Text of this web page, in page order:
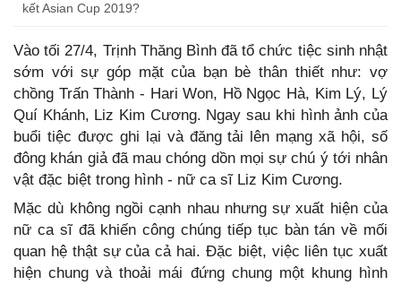
kết Asian Cup 2019?
Vào tối 27/4, Trịnh Thăng Bình đã tổ chức tiệc sinh nhật
sớm với sự góp mặt của bạn bè thân thiết như: vợ
chồng Trấn Thành - Hari Won, Hồ Ngọc Hà, Kim Lý, Lý
Quí Khánh, Liz Kim Cương. Ngay sau khi hình ảnh của
buổi tiệc được ghi lại và đăng tải lên mạng xã hội, số
đông khán giả đã mau chóng dồn mọi sự chú ý tới nhân
vật đặc biệt trong hình - nữ ca sĩ Liz Kim Cương.
Mặc dù không ngồi cạnh nhau nhưng sự xuất hiện của
nữ ca sĩ đã khiến công chúng tiếp tục bàn tán về mối
quan hệ thật sự của cả hai. Đặc biệt, việc liên tục xuất
hiện chung và thoải mái đứng chung một khung hình